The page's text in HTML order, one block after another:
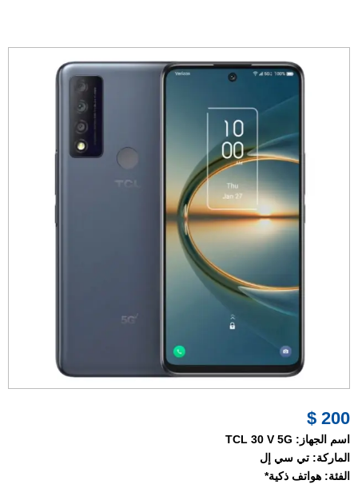
200 $
اسم الجهاز: TCL 30 V 5G
الماركة: تي سي إل
الفئة: هواتف ذكية*